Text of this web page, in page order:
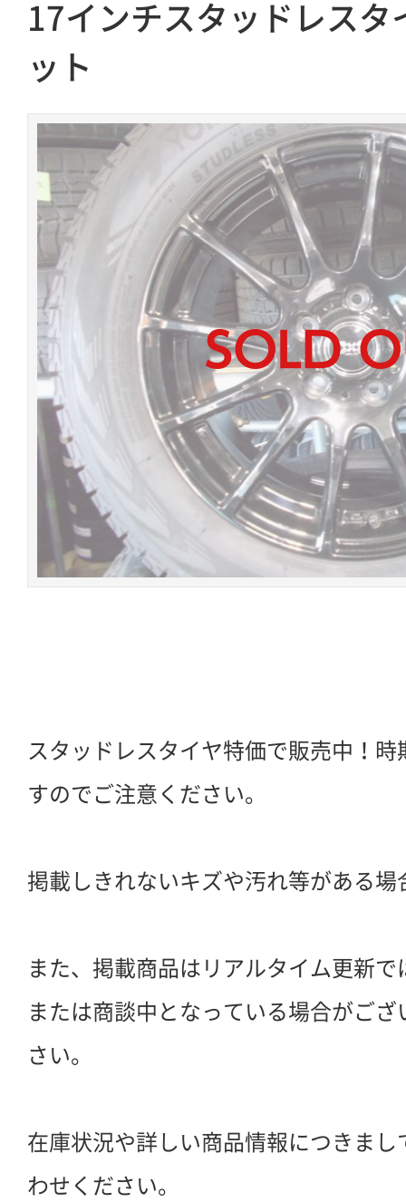
17インチスタッドレスタ
ット
スタッドレスタイヤ特価で販売中！
すのでご注意ください。
掲載しきれないキズや汚れ等がある場
また、掲載商品はリアルタイム更新
または商談中となっている場合がご
さい。
在庫状況や詳しい商品情報につきま
わせください。